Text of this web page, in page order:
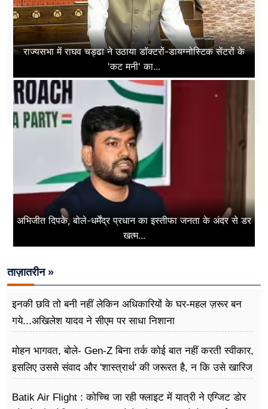
राज्यसभा में राघव चड्ढा ने उठाया डॉक्टरों-डायग्नोस्टिक सेंटरों के
'कट मनी' का...
अभिजीत दिपके, बोले-धर्मेंद्र प्रधान का इस्तीफा जनता के अंदर से डर
खत्म...
ताज़ातरीन »
इनकी छवि तो बनी नहीं लेकिन अधिकारियों के घर-महल ज़रूर बन
गये...अखिलेश यादव ने सीएम पर साधा​ निशाना
मोहन भागवत, बोले- Gen-Z बिना तर्क कोई बात नहीं करती स्वीकार,
इसलिए उससे संवाद और 'शास्त्रार्थ' की जरूरत है, न कि उसे खारिज
Batik Air Flight : कोच्चि जा रही फ्लाइट में यात्री ने एग्जिट डोर